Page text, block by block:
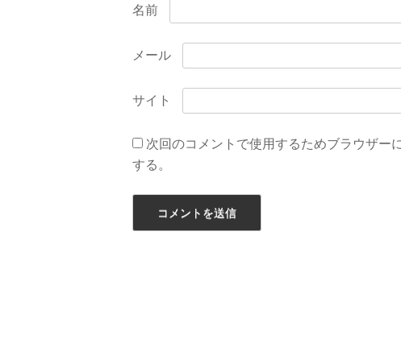
名前
メール
サイト
次回のコメントで使用するためブラウザー
する。